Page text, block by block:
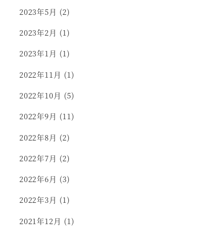
2023年5月 (2)
2023年2月 (1)
2023年1月 (1)
2022年11月 (1)
2022年10月 (5)
2022年9月 (11)
2022年8月 (2)
2022年7月 (2)
2022年6月 (3)
2022年3月 (1)
2021年12月 (1)